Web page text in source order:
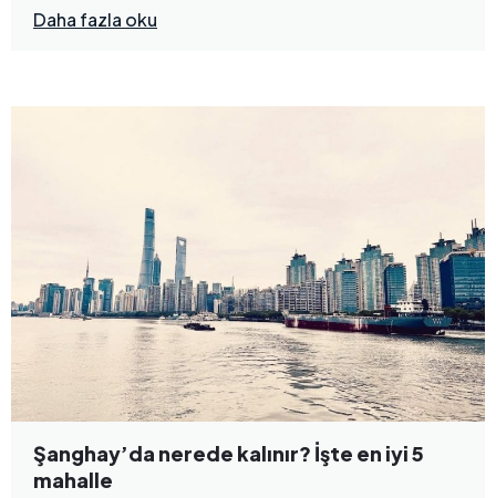
Daha fazla oku
Şanghay’da nerede kalınır? İşte en iyi 5
mahalle